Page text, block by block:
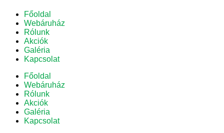
Főoldal
Webáruház
Rólunk
Akciók
Galéria
Kapcsolat
Főoldal
Webáruház
Rólunk
Akciók
Galéria
Kapcsolat